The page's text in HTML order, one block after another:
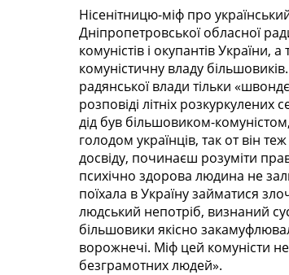
Нісенітницю-міф про
Дніпропет­ровської обласної
комуністів і окупантів
комуністичну владу
радянської влади тільки
розповіді літніх
дід був більшовиком-
голодом українців, так от він
досвіду, починаєш розуміти
психічно здорова людина не
поїхала в Ук­ра­їну займатися
людський непотріб, визнаний
більшовики якісно
ворожнечі. Міф цей комуністи
безграмотних лю­дей».